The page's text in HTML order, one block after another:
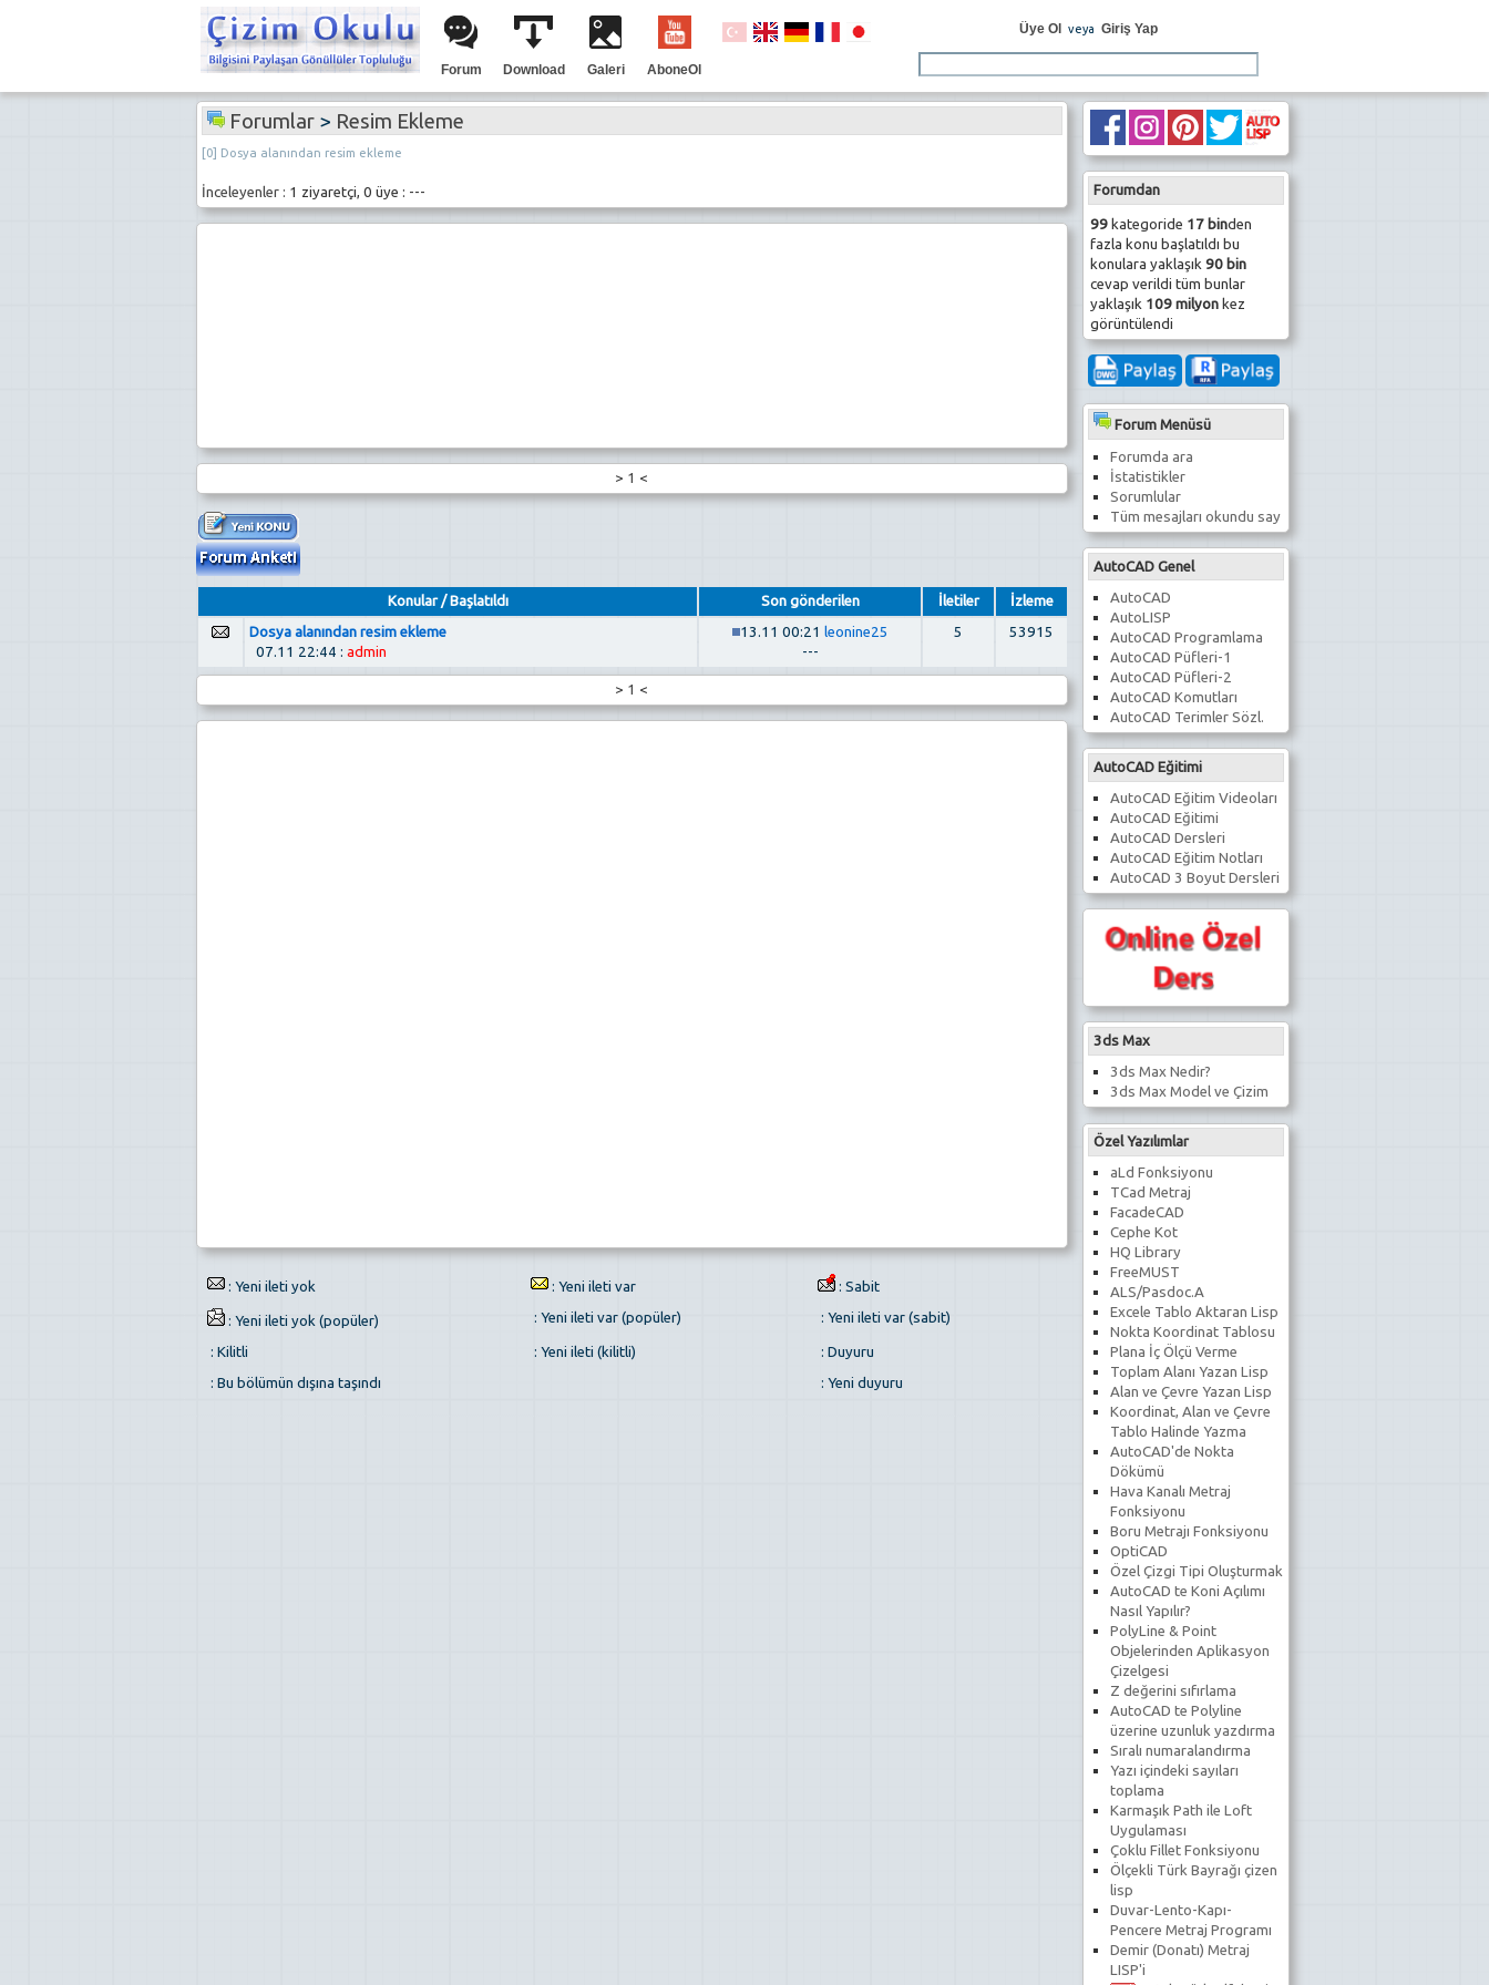
Forum Download Galeri AboneOl
Üye Ol veya Giriş Yap
Forumdan
99kategoride 17 binden
fazla konu başlatıldı bu
konulara yaklaşık 90 bin
cevap verildi tüm bunlar
yaklaşık 109 milyonkez
görüntülendi
Forum Menüsü
Forumda ara
İstatistikler
Sorumlular
Tüm mesajları okundu say
AutoCAD Genel
AutoCAD
AutoLISP
AutoCAD Programlama
AutoCAD Püfleri-1
AutoCAD Püfleri-2
AutoCAD Komutları
AutoCAD Terimler Sözl.
AutoCAD Eğitimi
AutoCAD Eğitim Videoları
AutoCAD Eğitimi
AutoCAD Dersleri
AutoCAD Eğitim Notları
AutoCAD 3 Boyut Dersleri
3ds Max
3ds Max Nedir?
3ds Max Model ve Çizim
Özel Yazılımlar
aLd Fonksiyonu
TCad Metraj
FacadeCAD
Cephe Kot
HQ Library
FreeMUST
ALS/Pasdoc.A
Excele Tablo Aktaran Lisp
Nokta Koordinat Tablosu
Plana İç Ölçü Verme
Toplam Alanı Yazan Lisp
Alan ve Çevre Yazan Lisp
Koordinat, Alan ve Çevre
Tablo Halinde Yazma
AutoCAD'de Nokta
Dökümü
Hava Kanalı Metraj
Fonksiyonu
Boru Metrajı Fonksiyonu
OptiCAD
Özel Çizgi Tipi Oluşturmak
AutoCAD te Koni Açılımı
Nasıl Yapılır?
PolyLine & Point
Objelerinden Aplikasyon
Çizelgesi
Z değerini sıfırlama
AutoCAD te Polyline
üzerine uzunluk yazdırma
Sıralı numaralandırma
Yazı içindeki sayıları
toplama
Karmaşık Path ile Loft
Uygulaması
Çoklu Fillet Fonksiyonu
Ölçekli Türk Bayrağı çizen
lisp
Duvar-Lento-Kapı-
Pencere Metraj Programı
Demir (Donatı) Metraj
LISP'i
Forumlar> Resim Ekleme
[0] Dosya alanından resim ekleme
İnceleyenler : 1 ziyaretçi, 0 üye : ---
> 1 <
Konular/Başlatıldı Son gönderilen İletiler
İzleme
Dosya alanından resim ekleme
07.11 22:44 : admin
13.11 00:21 leonine25
---
5 53915
> 1 <
: Yeni ileti yok : Yeni ileti var : Sabit
: Yeni ileti yok (popüler) : Yeni ileti var (popüler) : Yeni ileti var (sabit)
: Kilitli : Yeni ileti (kilitli)
: Duyuru
: Bu bölümün dışına taşındı
: Yeni duyuru